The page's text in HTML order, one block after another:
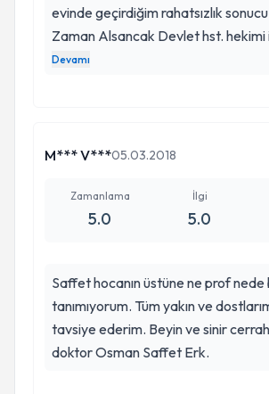
evinde geçirdiğim rahatsızlık
Zaman Alsancak Devlet hst. hekimi
üzerine gidip tanıştık Sevgili Dr. Halil
aracılığı ile. Yıllardır süren kısa
günden sonra değişti. Kendisine çok
minnettarım kendisine. 5 Yıl sonra
gelince ( Dönüş yapınca)
olsun kendisini çok seviyoruz.
Devamı
M*** V***05.03.2018
Zamanlama
5.0
İlgi
5.0
Saffet hocanın üstüne ne prof
tanımıyorum. Tüm yakın ve
tavsiye ederim. Beyin ve sinir
doktor Osman Saffet Erk.